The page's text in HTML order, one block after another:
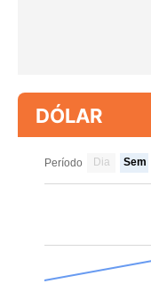
DÓLAR
Período Dia Sem